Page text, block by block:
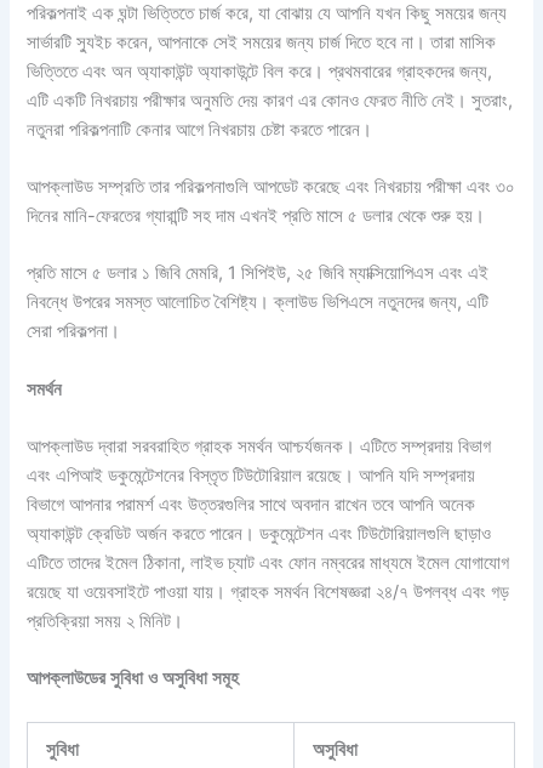
পরিকল্পনাই এক ঘন্টা ভিত্তিতে চার্জ করে, যা বোঝায় যে আপনি যখন কিছু সময়ের জন্য
সার্ভারটি স্যুইচ করেন, আপনাকে সেই সময়ের জন্য চার্জ দিতে হবে না। তারা মাসিক
ভিত্তিতে এবং অন অ্যাকাউন্ট অ্যাকাউন্টে বিল করে। প্রথমবারের গ্রাহকদের জন্য,
এটি একটি নিখরচায় পরীক্ষার অনুমতি দেয় কারণ এর কোনও ফেরত নীতি নেই। সুতরাং,
নতুনরা পরিকল্পনাটি কেনার আগে নিখরচায় চেষ্টা করতে পারেন।
আপক্লাউড সম্প্রতি তার পরিকল্পনাগুলি আপডেট করেছে এবং নিখরচায় পরীক্ষা এবং ৩০
দিনের মানি-ফেরতের গ্যারান্টি সহ দাম এখনই প্রতি মাসে ৫ ডলার থেকে শুরু হয়।
প্রতি মাসে ৫ ডলার ১ জিবি মেমরি, 1 সিপিইউ, ২৫ জিবি ম্যাক্সিয়োপিএস এবং এই
নিবন্ধে উপরের সমস্ত আলোচিত বৈশিষ্ট্য। ক্লাউড ভিপিএসে নতুনদের জন্য, এটি
সেরা পরিকল্পনা।
সমর্থন
আপক্লাউড দ্বারা সরবরাহিত গ্রাহক সমর্থন আশ্চর্যজনক। এটিতে সম্প্রদায় বিভাগ
এবং এপিআই ডকুমেন্টেশনের বিস্তৃত টিউটোরিয়াল রয়েছে। আপনি যদি সম্প্রদায়
বিভাগে আপনার পরামর্শ এবং উত্তরগুলির সাথে অবদান রাখেন তবে আপনি অনেক
অ্যাকাউন্ট ক্রেডিট অর্জন করতে পারেন। ডকুমেন্টেশন এবং টিউটোরিয়ালগুলি ছাড়াও
এটিতে তাদের ইমেল ঠিকানা, লাইভ চ্যাট এবং ফোন নম্বরের মাধ্যমে ইমেল যোগাযোগ
রয়েছে যা ওয়েবসাইটে পাওয়া যায়। গ্রাহক সমর্থন বিশেষজ্ঞরা ২৪/৭ উপলব্ধ এবং গড়
প্রতিক্রিয়া সময় ২ মিনিট।
আপক্লাউডের সুবিধা ও অসুবিধা সমূহ
সুবিধা অসুবিধা